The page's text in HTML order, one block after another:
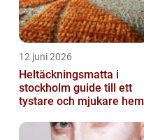
12 juni 2026
Heltäckningsmatta i
stockholm guide till ett
tystare och mjukare hem